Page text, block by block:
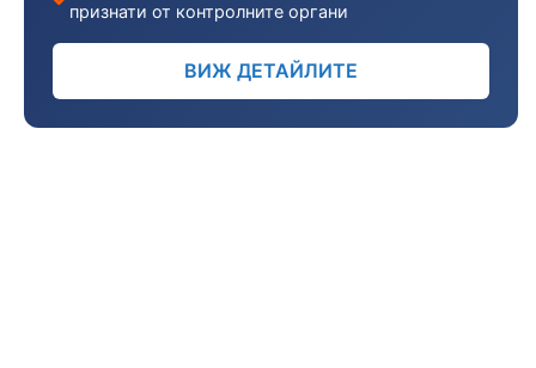
признати от контролните органи
ВИЖ ДЕТАЙЛИТЕ